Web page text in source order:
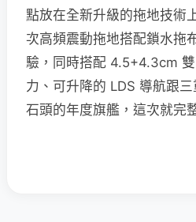
點放在全新升級的拖地技術
次高頻震動拖地搭配鎖水拖
驗，同時搭配 4.5+4.3cm
力、可升降的 LDS 導航跟
石頭的年度旗艦，這次就完